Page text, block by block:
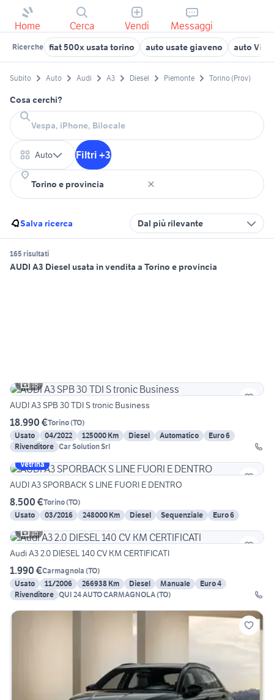
Home Cerca Vendi Messaggi
Ricerche fiat 500x usata torino auto usate giaveno auto
Subito Auto Audi A3 Diesel Piemonte Torino (Prov)
Cosa cerchi?
Auto Filtri +3
Salva ricerca Dal più rilevante
165 risultati
AUDI A3 Diesel usata in vendita a Torino e provincia
18
AUDI A3 SPB 30 TDI S tronic Business
18.990 €Torino(TO)
Usato
04/2022 125000 Km Diesel Automatico
Euro 6
Rivenditore Car Solution Srl
Vetrina
AUDI A3 SPORBACK S LINE FUORI E DENTRO
8.500 €Torino(TO)
Usato
03/2016 248000 Km Diesel Sequenziale
Euro 6
15
Audi A3 2.0 DIESEL 140 CV KM CERTIFICATI
1.990 €Carmagnola (TO)
Usato
11/2006 266938 Km Diesel Manuale
Euro 4
Rivenditore QUI 24 AUTO CARMAGNOLA (TO)